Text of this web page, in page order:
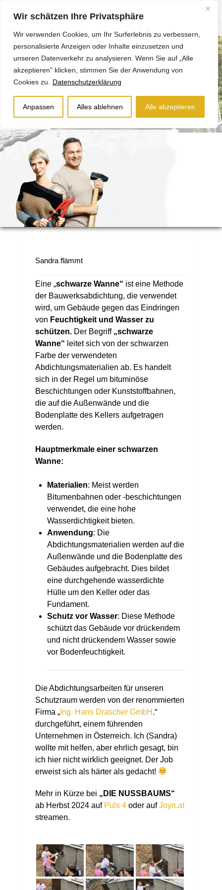
Wir schätzen Ihre Privatsphäre
Wir verwenden Cookies, um Ihr Surferlebnis zu verbessern,
personalisierte Anzeigen oder Inhalte einzusetzen und
unseren Datenverkehr zu analysieren. Wenn Sie auf „Alle
akzeptieren" klicken, stimmen Sie der Anwendung von
Cookies zu.
Datenschutzerklärung
Anpassen Alles ablehnen Alle akzeptieren
Sandra flämmt
Eine „schwarze Wanne“ ist eine Methode
der Bauwerksabdichtung, die verwendet
wird, um Gebäude gegen das Eindringen
von Feuchtigkeit und Wasser zu
schützen. Der Begriff „schwarze
Wanne“ leitet sich von der schwarzen
Farbe der verwendeten
Abdichtungsmaterialien ab. Es handelt
sich in der Regel um bituminöse
Beschichtungen oder Kunststoffbahnen,
die auf die Außenwände und die
Bodenplatte des Kellers aufgetragen
werden.
Hauptmerkmale einer schwarzen
Wanne:
Materialien: Meist werden
Bitumenbahnen oder -beschichtungen
verwendet, die eine hohe
Wasserdichtigkeit bieten.
Anwendung: Die
Abdichtungsmaterialien werden auf die
Außenwände und die Bodenplatte des
Gebäudes aufgebracht. Dies bildet
eine durchgehende wasserdichte
Hülle um den Keller oder das
Fundament.
Schutz vor Wasser: Diese Methode
schützt das Gebäude vor drückendem
und nicht drückendem Wasser sowie
vor Bodenfeuchtigkeit.
Die Abdichtungsarbeiten für unseren
Schutzraum werden von der renommierten
Firma „Ing. Hans Drascher GmbH .“
durchgeführt, einem führenden
Unternehmen in Österreich. Ich (Sandra)
wollte mit helfen, aber ehrlich gesagt, bin
ich hier nicht wirklich geeignet. Der Job
erweist sich als härter als gedacht!
Mehr in Kürze bei „DIE NUSSBAUMS“
ab Herbst 2024 auf Puls 4oder aufJoyn.at
streamen.